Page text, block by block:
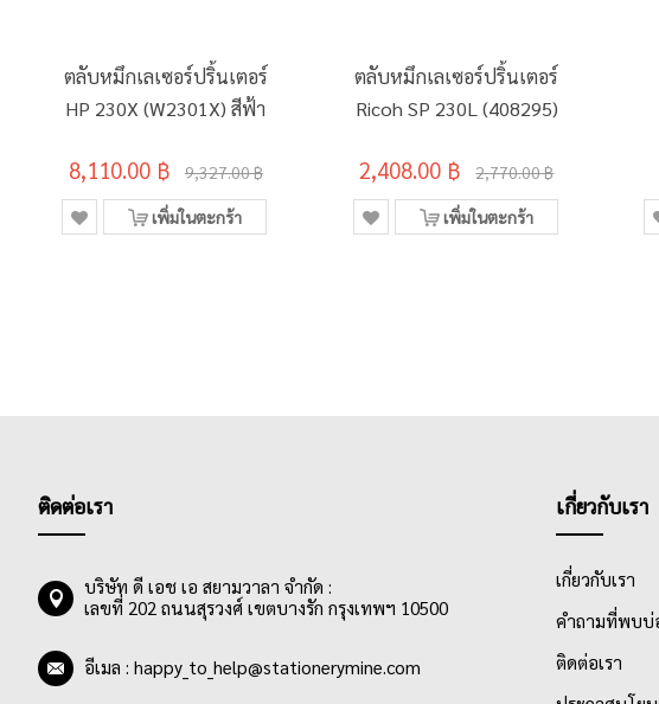
ตลับหมึกเลเซอร์ปริ้นเตอร์
HP 230X (W2301X) สีฟ้า
8,110.00 ฿ 9,327.00 ฿
เพิ่มในตะกร้า
ตลับหมึกเลเซอร์ปริ้นเตอร์
Ricoh SP 230L (408295)
2,408.00 ฿ 2,770.00 ฿
เพิ่มในตะกร้า
ติดต่อเรา
บริษัท ดี เอช เอ สยามวาลา จำกัด :
เลขที่ 202 ถนนสุรวงศ์ เขตบางรัก กรุงเทพฯ 10500
อีเมล : happy_to_help@stationerymine.com
เกี่ยวกับเรา
เกี่ยวกับเรา
คำถามที่พบบ่
ติดต่อเรา